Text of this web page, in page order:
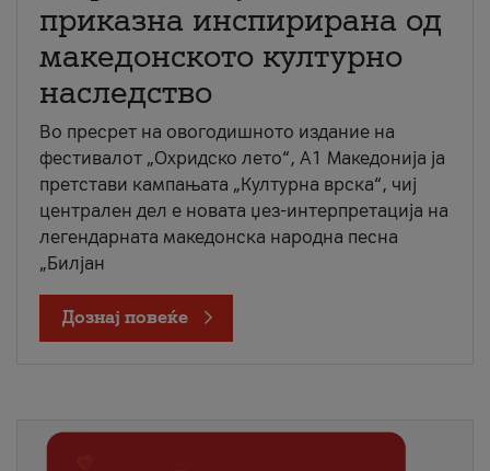
приказна инспирирана од
македонското културно
наследство
Во пресрет на овогодишното издание на
фестивалот „Охридско лето“, А1 Македонија ја
претстави кампањата „Културна врска“, чиј
централен дел е новата џез-интерпретација на
легендарната македонска народна песна
„Билјан
Дознај повеќе